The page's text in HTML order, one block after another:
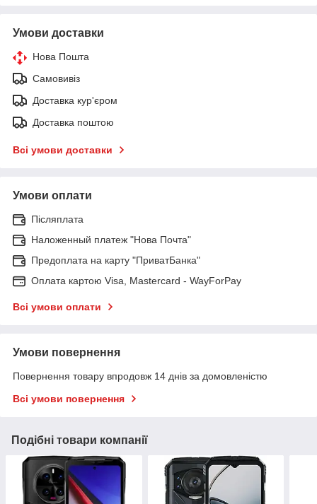
Умови доставки
Нова Пошта
Самовивіз
Доставка кур'єром
Доставка поштою
Всі умови доставки
Умови оплати
Післяплата
Наложенный платеж "Нова Почта"
Предоплата на карту "ПриватБанка"
Оплата картою Visa, Mastercard - WayForPay
Всі умови оплати
Умови повернення
Повернення товару впродовж 14 днів за домовленістю
Всі умови повернення
Подібні товари компанії